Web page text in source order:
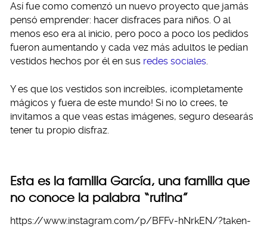
Así fue como comenzó un nuevo proyecto que jamás
pensó emprender: hacer disfraces para niños. O al
menos eso era al inicio, pero poco a poco los pedidos
fueron aumentando y cada vez más adultos le pedían
vestidos hechos por él en sus redes sociales.
Y es que los vestidos son increíbles, ¡completamente
mágicos y fuera de este mundo! Si no lo crees, te
invitamos a que veas estas imágenes, seguro desearás
tener tu propio disfraz.
Esta es la familia García, una familia que
no conoce la palabra “rutina”
https://www.instagram.com/p/BFFv-hNrkEN/?taken-